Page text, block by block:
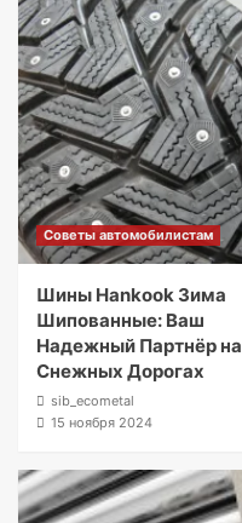
Советы автомобилистам
Шины Hankook Зима
Шипованные: Ваш
Надежный Партнёр на
Снежных Дорогах
sib_ecometal
15 ноября 2024